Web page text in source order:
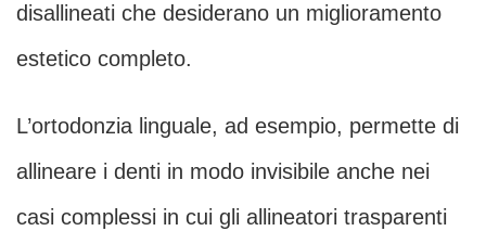
disallineati che desiderano un miglioramento
estetico completo.
L’ortodonzia linguale, ad esempio, permette di
allineare i denti in modo invisibile anche nei
casi complessi in cui gli allineatori trasparenti